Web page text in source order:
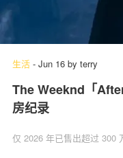
生活 - Jun 16 by terry
The Weeknd「
房纪录
仅 2026 年已售出超过 300